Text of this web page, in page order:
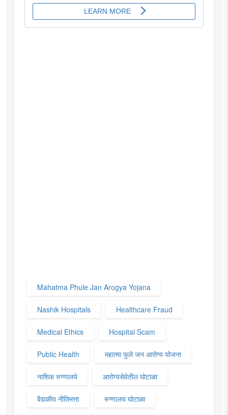
Mahatma Phule Jan Arogya Yojana
Nashik Hospitals Healthcare Fraud
Medical Ethics Hospital Scam
Public Health महात्मा फुले जन आरोग्य योजना
नाशिक रुग्णालये आरोग्यसेवेतील घोटाळा
वैद्यकीय नीतिमत्ता रुग्णालय घोटाळा